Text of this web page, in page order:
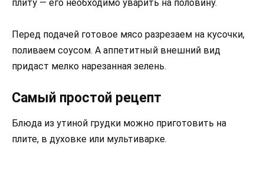
плиту — его необходимо уварить на половину.
Перед подачей готовое мясо разрезаем на кусочки,
поливаем соусом. А аппетитный внешний вид
придаст мелко нарезанная зелень.
Самый простой рецепт
Блюда из утиной грудки можно приготовить на
плите, в духовке или мультиварке.